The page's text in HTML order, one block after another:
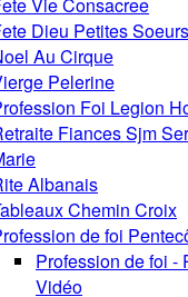
Vie Consacree
Dieu Petites
Au Cirque
Pelerine
Foi Legion
Fiances Sjm
Albanais
Chemin Croix
de foi
Profession de foi -
Vidéo